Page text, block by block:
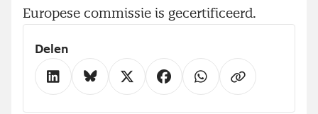
Europese commissie is gecertificeerd.
Delen